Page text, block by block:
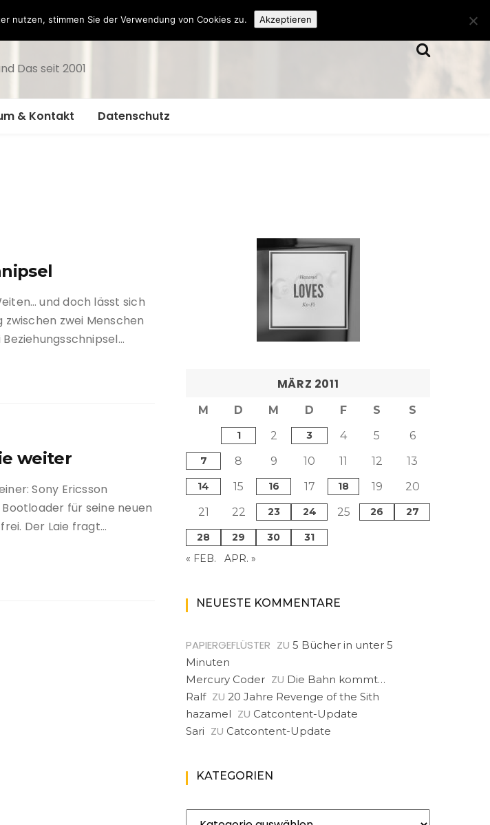
Das seit 2001
& Kontakt Datenschutz
und doch lässt sich
zwischen zwei Menschen
weiter
Sony Ericsson
für seine neuen
Der Laie fragt…
MÄRZ 2011
M D M D F S S
1 2 3 4 5 6
7 8 9 10 11 12 13
14 15 16 17 18 19
20
21
22 23 24 25 26 27
28 29 30
31
« FEB.
APR. »
NEUESTE KOMMENTARE
PAPIERGEFLÜSTER ZU 5 Bücher in unter 5
Minuten
Mercury Coder ZU Die Bahn kommt…
Ralf ZU 20 Jahre Revenge of the Sith
hazamel ZU Catcontent-Update
Sari ZU Catcontent-Update
KATEGORIEN
Kategorien
nutzen, stimmen Sie der Verwendung von Cookies zu. Akzeptieren